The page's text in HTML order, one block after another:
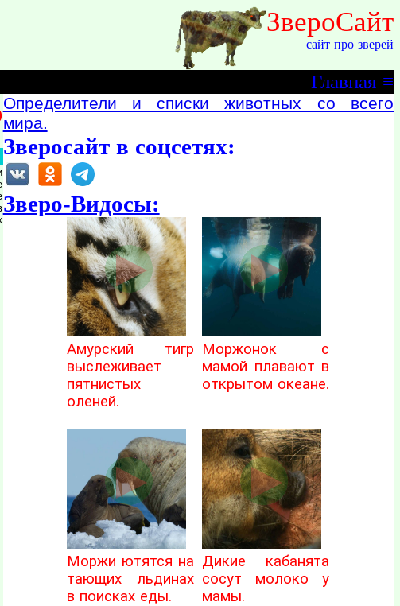
ЗвероСайт
сайт про зверей
≡
Главная
Определители и списки животных со всего
мира.
Зверосайт в соцсетях:
Зверо-Видосы:
Амурский тигр
выслеживает
пятнистых
оленей.
Моржонок с
мамой плавают в
открытом океане.
Моржи ютятся на
тающих льдинах
в поисках еды.
Дикие кабанята
сосут молоко у
мамы.